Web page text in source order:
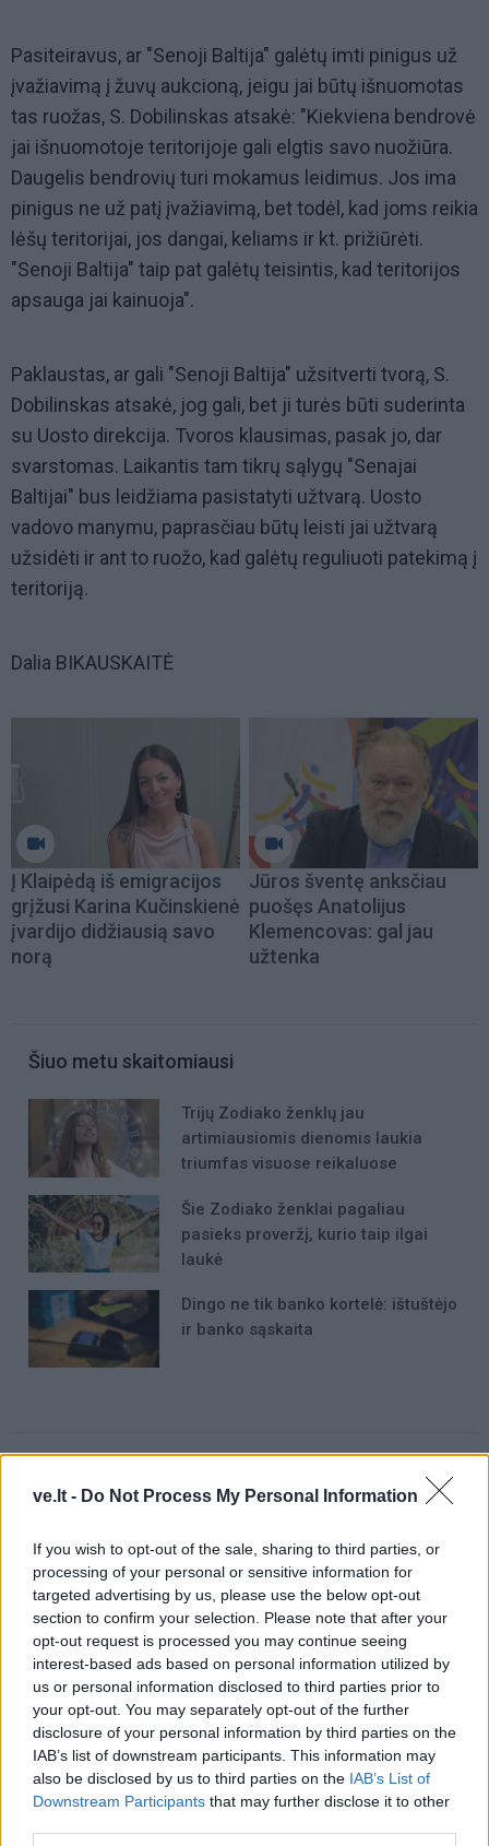
ve.lt - Do Not Process My Personal Information
If you wish to opt-out of the sale, sharing to third parties, or
processing of your personal or sensitive information for
targeted advertising by us, please use the below opt-out
section to confirm your selection. Please note that after your
opt-out request is processed you may continue seeing
interest-based ads based on personal information utilized by
us or personal information disclosed to third parties prior to
your opt-out. You may separately opt-out of the further
disclosure of your personal information by third parties on the
IAB’s list of downstream participants. This information may
also be disclosed by us to third parties on the IAB’s List of
Downstream Participants that may further disclose it to other
Pasiteiravus, ar "Senoji Baltija" galėtų imti pinigus už
įvažiavimą į žuvų aukcioną, jeigu jai būtų išnuomotas
tas ruožas, S. Dobilinskas atsakė: "Kiekviena bendrovė
jai išnuomotoje teritorijoje gali elgtis savo nuožiūra.
Daugelis bendrovių turi mokamus leidimus. Jos ima
pinigus ne už patį įvažiavimą, bet todėl, kad joms reikia
lėšų teritorijai, jos dangai, keliams ir kt. prižiūrėti.
"Senoji Baltija" taip pat galėtų teisintis, kad teritorijos
apsauga jai kainuoja".
Paklaustas, ar gali "Senoji Baltija" užsitverti tvorą, S.
Dobilinskas atsakė, jog gali, bet ji turės būti suderinta
su Uosto direkcija. Tvoros klausimas, pasak jo, dar
svarstomas. Laikantis tam tikrų sąlygų "Senajai
Baltijai" bus leidžiama pasistatyti užtvarą. Uosto
vadovo manymu, paprasčiau būtų leisti jai užtvarą
užsidėti ir ant to ruožo, kad galėtų reguliuoti patekimą į
teritoriją.
Dalia BIKAUSKAITĖ
Į Klaipėdą iš emigracijos
grįžusi Karina Kučinskienė
įvardijo didžiausią savo
norą
Jūros šventę anksčiau
puošęs Anatolijus
Klemencovas: gal jau
užtenka
Šiuo metu skaitomiausi
Trijų Zodiako ženklų jau
artimiausiomis dienomis laukia
triumfas visuose reikaluose
Šie Zodiako ženklai pagaliau
pasieks proveržį, kurio taip ilgai
laukė
Dingo ne tik banko kortelė: ištuštėjo
ir banko sąskaita
Komentarai
Rašyti komentarą
Jūsų vardas
Komentaras